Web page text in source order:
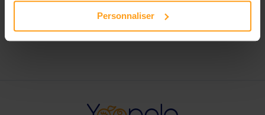
Personnaliser
nounous à Duttlenheim